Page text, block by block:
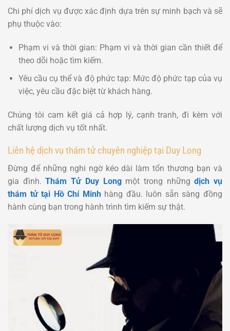
Chi phí dịch vụ được xác định dựa trên sự minh bạch và sẽ
phụ thuộc vào:
Phạm vi và thời gian: Phạm vi và thời gian cần thiết để
theo dõi hoặc tìm kiếm.
Yêu cầu cụ thể và độ phức tạp: Mức độ phức tạp của vụ
việc, yêu cầu đặc biệt từ khách hàng.
Chúng tôi cam kết giá cả hợp lý, cạnh tranh, đi kèm với
chất lượng dịch vụ tốt nhất.
Liên hệ dịch vụ thám tử chuyên nghiệp tại Duy Long
Đừng để những nghi ngờ kéo dài làm tổn thương bạn và
gia đình.Thám Tử Duy Longmột trong nhữngdịch vụ
thám tử tại Hồ Chí Minhhàng đầu. luôn sẵn sàng đồng
hành cùng bạn trong hành trình tìm kiếm sự thật.